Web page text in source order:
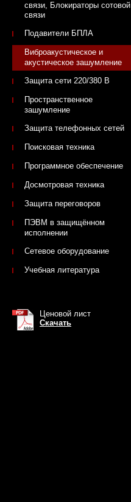
связи, Блокираторы сотовой
связи
Подавители БПЛА
Виброакустическое и
акустическое зашумление
Защита сети 220/380 В
Пространственное
зашумление
Защита телефонных сетей
Поисковая техника
Программное обеспечение
Досмотровая техника
Защита переговоров
ПЭВМ в защищённом
исполнении
Сетевое оборудование
Учебная литература
Ценовой лист
Скачать